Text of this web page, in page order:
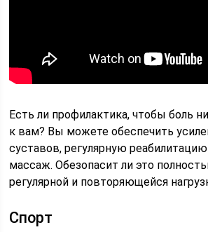
Есть ли профилактика, чтобы боль
к вам? Вы можете обеспечить
суставов, регулярную
массаж. Обезопасит ли это
регулярной и повторяющейся
Спорт